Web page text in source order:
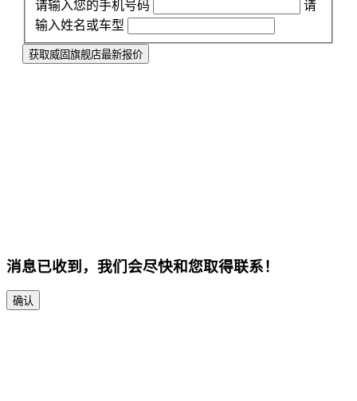
请输入您的手机号码
请
输入姓名或车型
获取威固旗舰店最新报价
消息已收到，我们会尽快和您取得联系！
确认